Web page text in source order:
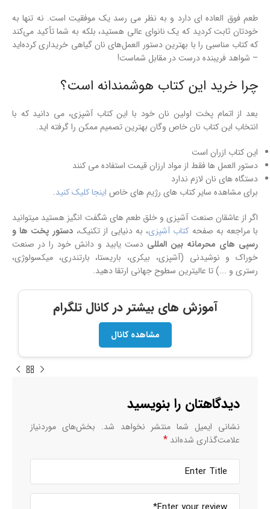
طعم فوق العاده ای دارد و به نظر می رسد یک موفقیت است. نه تنها به
خودتان ثابت کردید که یک نانوای عالی هستید، بلکه به شما تأکید می‌کند
که کتاب مناسبی را با بهترین دستور العمل‌های نان گیاهی خریداری کرده‌اید
– شواهد فریبنده درست در مقابل شماست!
چرا خرید این کتاب هوشمندانه است؟
بعد از اتمام پخت اولین نان خود با این کتاب آشپزی، می دانید که با
انتخاب این کتاب نان خاص وگان بهترین تصمیم ممکن را گرفته اید.
این کتاب ازران است
دستور العمل ها فقط از مواد ارزان قیمت استفاده می کنند
دستگاه های نان لازم ندارد
برای مشاهده سایر کتاب های رژیم های خاص اینجا کلیک کنید.
اگر از عاشقان صنعت آشپزی و خلق طعم های شگفت انگیز هستید میتوانید
با مراجعه به صفحه کتاب آشپزی، به دنیایی از تکنیک، دستور پخت ها و
رسپی های محرمانه بین المللی دست یابید و دانش خود را در صنعت
خوراک و نوشیدنی (آشپزی، بیکری، باریستا، بارتندری، میکسولوژی،
رستری و ...) تا عالیترین سطوح جهانی ارتقا دهید.
آموزش های بیشتر در کانال تلگرام
مشاهده کانال
دیدگاهتان را بنویسید
نشانی ایمیل شما منتشر نخواهد شد. بخش‌های موردنیاز
علامت‌گذاری شده‌اند *